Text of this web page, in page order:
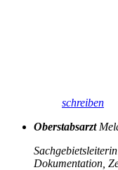
schreiben
Oberstabsarzt
Dokumentation,